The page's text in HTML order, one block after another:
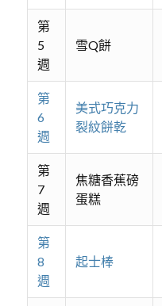
第
5
週
雪Q餅
第
6
週
美式巧克力
裂紋餅乾
第
7
週
焦糖香蕉磅
蛋糕
第
8
週
起士棒